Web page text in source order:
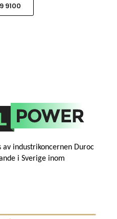
9100
av industrikoncernen Duroc
i Sverige inom